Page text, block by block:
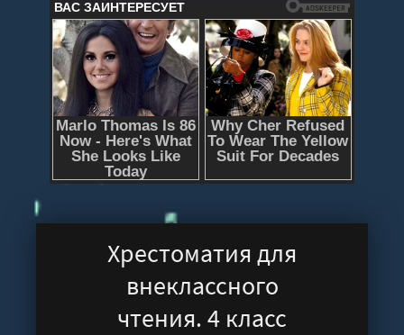
Хрестоматия для
внеклассного
чтения. 4 класс